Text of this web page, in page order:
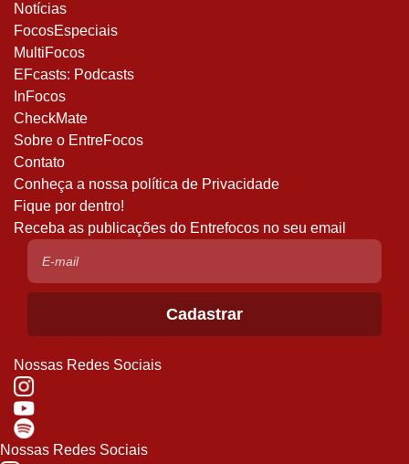
Notícias
FocosEspeciais
MultiFocos
EFcasts: Podcasts
InFocos
CheckMate
Sobre o EntreFocos
Contato
Conheça a nossa política de Privacidade
Fique por dentro!
Receba as publicações do Entrefocos no seu email
Nossas Redes Sociais
Nossas Redes Sociais